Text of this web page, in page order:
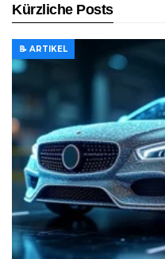
Kürzliche Posts
📝 ARTIKEL